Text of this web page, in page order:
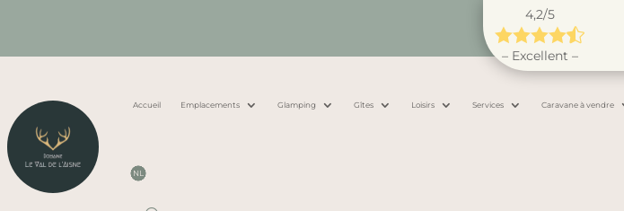
4,2/5

– Excellent –
Accueil Emplacements Glamping Gîtes Loisirs Services Caravane à vendre
NL